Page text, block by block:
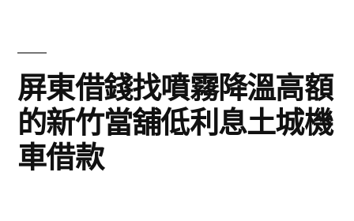
屏東借錢找噴霧降溫高額
的新竹當舖低利息土城機
車借款